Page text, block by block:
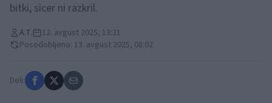
bitki, sicer ni razkril.
A.T.
12. avgust 2025, 13:21
Posodobljeno: 13. avgust 2025, 08:02
Deli: